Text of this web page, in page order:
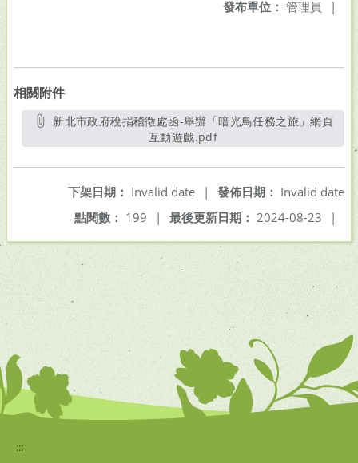
發布單位： 管理員 |
相關附件
互動遊戲.pdf另開新視窗
發佈日期： Invalid date
下架日期： Invalid date
|
最後更新日期： 2024-08-23 |
點閱數： 199 |
:::